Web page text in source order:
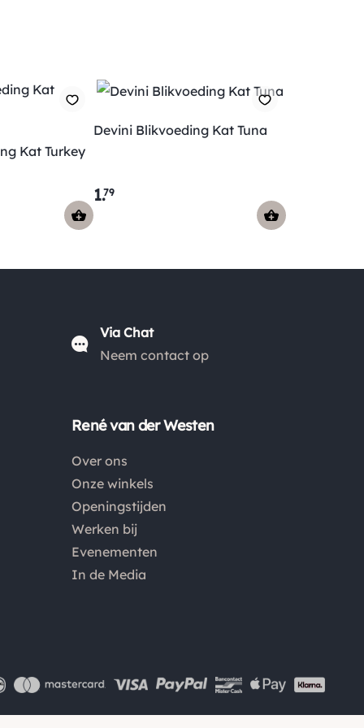
Europa wijken af van de verzendkosten binnen
Nederland. Bestellingen onder de €50,00 zijn voor
België €6,95 en boven de €50,00 zijn de
verzendkosten €3,95. De pakketten naar België
de verzendkosten buiten Nederland en België
verwijzen wij je graag door naar "
Orders Europe
Kies je voor afhalen bij een pakketpunt maar wordt
dagen. De retourkosten bedragen € 6.75 en zijn voor
eigen rekening. Kies bij het retourneren altijd voor
"alleen huisadres", pakketten die bij een pakketpunt
worden geleverd halen wij niet af.
Kat Turkey
Devini Blikvoeding Kat Tuna
1.79
Via Chat
Neem contact op
René van der Westen
Over ons
Onze winkels
Openingstijden
Werken bij
Evenementen
In de Media